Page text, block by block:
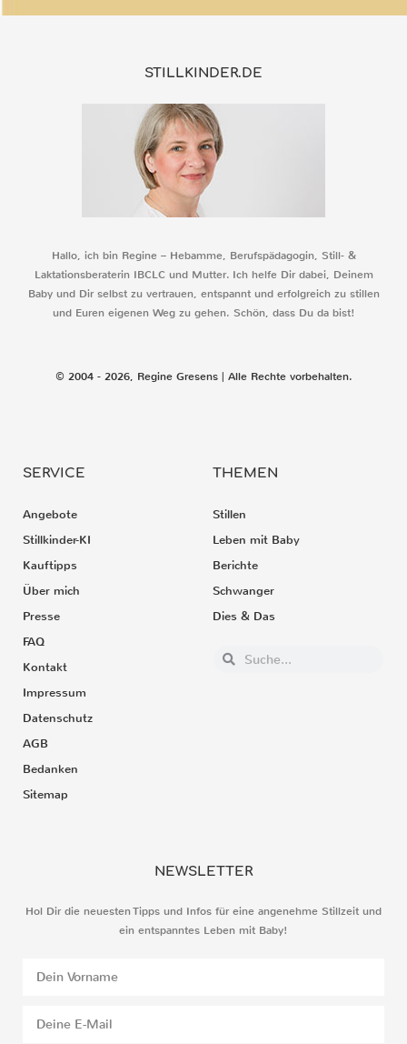
STILLKINDER.DE
Hallo, ich bin Regine – Hebamme, Berufspädagogin, Still- &
Laktationsberaterin IBCLC und Mutter. Ich helfe Dir dabei, Deinem
Baby und Dir selbst zu vertrauen, entspannt und erfolgreich zu stillen
und Euren eigenen Weg zu gehen. Schön, dass Du da bist!
© 2004 - 2026, Regine Gresens | Alle Rechte vorbehalten.
SERVICE
Angebote
Stillkinder-KI
Kauftipps
Über mich
Presse
FAQ
Kontakt
Impressum
Datenschutz
AGB
Bedanken
Sitemap
THEMEN
Stillen
Leben mit Baby
Berichte
Schwanger
Dies & Das
NEWSLETTER
Hol Dir die neuesten Tipps und Infos für eine angenehme Stillzeit und
ein entspanntes Leben mit Baby!